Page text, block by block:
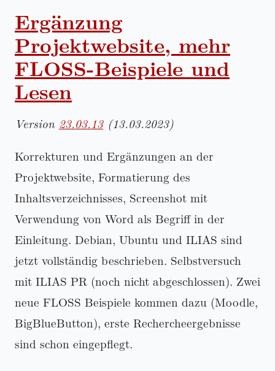
Ergänzung
Projektwebsite, mehr
FLOSS-Beispiele und
Lesen
Version 23.03.13(13.03.2023)
Korrekturen und Ergänzungen an der
Projektwebsite, Formatierung des
Inhaltsverzeichnisses, Screenshot mit
Verwendung von Word als Begriff in der
Einleitung. Debian, Ubuntu und ILIAS sind
jetzt vollständig beschrieben. Selbstversuch
mit ILIAS PR (noch nicht abgeschlossen). Zwei
neue FLOSS Beispiele kommen dazu (Moodle,
BigBlueButton), erste Rechercheergebnisse
sind schon eingepflegt.